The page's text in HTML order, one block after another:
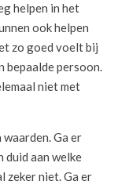
helpen in het
ook helpen
zo goed voelt bij
bepaalde persoon.
niet met
Ga er
duid aan welke
zeker niet. Ga er